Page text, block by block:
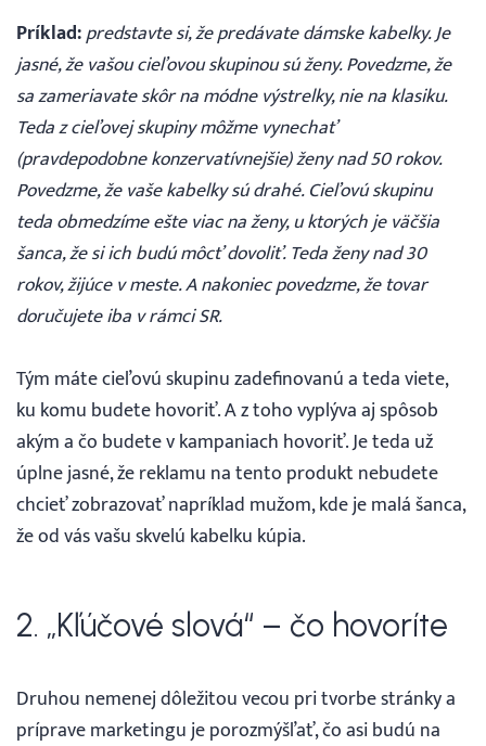
Príklad:predstavte si, že predávate dámske kabelky. Je
jasné, že vašou cieľovou skupinou sú ženy. Povedzme, že
sa zameriavate skôr na módne výstrelky, nie na klasiku.
Teda z cieľovej skupiny môžme vynechať
(pravdepodobne konzervatívnejšie) ženy nad 50 rokov.
Povedzme, že vaše kabelky sú drahé. Cieľovú skupinu
teda obmedzíme ešte viac na ženy, u ktorých je väčšia
šanca, že si ich budú môcť dovoliť. Teda ženy nad 30
rokov, žijúce v meste. A nakoniec povedzme, že tovar
doručujete iba v rámci SR.
Tým máte cieľovú skupinu zadefinovanú a teda viete,
ku komu budete hovoriť. A z toho vyplýva aj spôsob
akým a čo budete v kampaniach hovoriť. Je teda už
úplne jasné, že reklamu na tento produkt nebudete
chcieť zobrazovať napríklad mužom, kde je malá šanca,
že od vás vašu skvelú kabelku kúpia.
2. „Kľúčové slová“ – čo hovoríte
Druhou nemenej dôležitou vecou pri tvorbe stránky a
príprave marketingu je porozmýšľať, čo asi budú na